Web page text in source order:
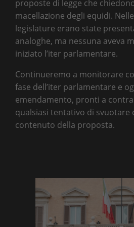
proposte di legge che
macellazione degli equidi.
legislature erano state
analoghe, ma nessuna aveva
iniziato l’iter parlamentare.
Continueremo a monitorare
fase dell’iter parlamentare e
emendamento, pronti a
qualsiasi tentativo di svuotare
contenuto della proposta.